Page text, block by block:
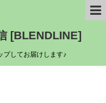
[BLENDLINE]
プしてお届けします♪